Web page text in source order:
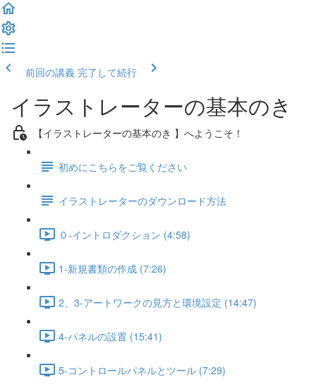
前回の講義 完了して続行
イラストレーターの基本のき
【イラストレーターの基本のき 】へようこそ！
初めにこちらをご覧ください
イラストレーターのダウンロード方法
０-イントロダクション (4:58)
1-新規書類の作成 (7:26)
2、3-アートワークの見方と環境設定 (14:47)
4-パネルの設置 (15:41)
5-コントロールパネルとツール (7:29)